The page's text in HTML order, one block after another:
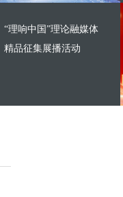
“理响中国”理论融媒体
精品征集展播活动